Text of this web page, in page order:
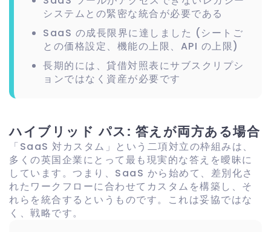
システムとの緊密な統合が必要である
SaaS の成長限界に達しました (シートご
との価格設定、機能の上限、API の上限)
長期的には、貸借対照表にサブスクリプシ
ョンではなく資産が必要です
ハイブリッド パス: 答えが両方ある場合
「SaaS 対カスタム」という二項対立の枠組みは、
多くの英国企業にとって最も現実的な答えを曖昧に
しています。つまり、SaaS から始めて、差別化さ
れたワークフローに合わせてカスタムを構築し、そ
れらを統合するというものです。これは妥協ではな
く、戦略です。